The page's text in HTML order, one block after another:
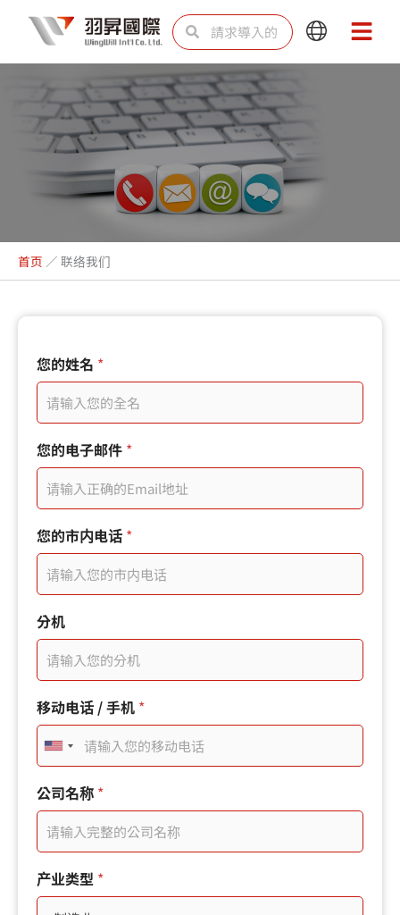
内
SearchSearch
Main
Menu
Main
Menu
联络我们
首页 ／ 联络我们
您
的
電
子
件
*
您的姓名 *
您的电子邮件 *
您的市内电话 *
分机
移动电话 / 手机 *
U
n
i
t
e
d
您
的
姓
名
動
電
公司名称 *
产业类型 *